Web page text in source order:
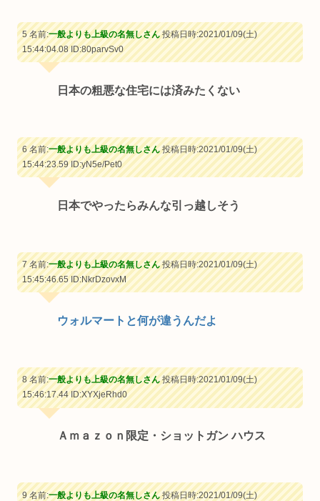
5 名前:一般よりも上級の名無しさん投稿日時:2021/01/09(土)
15:44:04.08ID:80parvSv0
日本の粗悪な住宅には済みたくない
6 名前:一般よりも上級の名無しさん投稿日時:2021/01/09(土)
15:44:23.59ID:yN5e/Pet0
日本でやったらみんな引っ越しそう
7 名前:一般よりも上級の名無しさん投稿日時:2021/01/09(土)
15:45:46.65ID:NkrDzovxM
ウォルマートと何が違うんだよ
8 名前:一般よりも上級の名無しさん投稿日時:2021/01/09(土)
15:46:17.44ID:XYXjeRhd0
Ａｍａｚｏｎ限定・ショットガン ハウス
9 名前:一般よりも上級の名無しさん投稿日時:2021/01/09(土)